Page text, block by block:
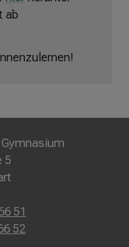
ab
5
51
52